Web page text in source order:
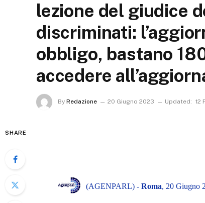
lezione del giudice
discriminati:
obbligo, bastano
accedere
By Redazione 20 Giugno 2023 Updated: 12
SHARE
(AGENPARL) - Roma, 20 Giugno